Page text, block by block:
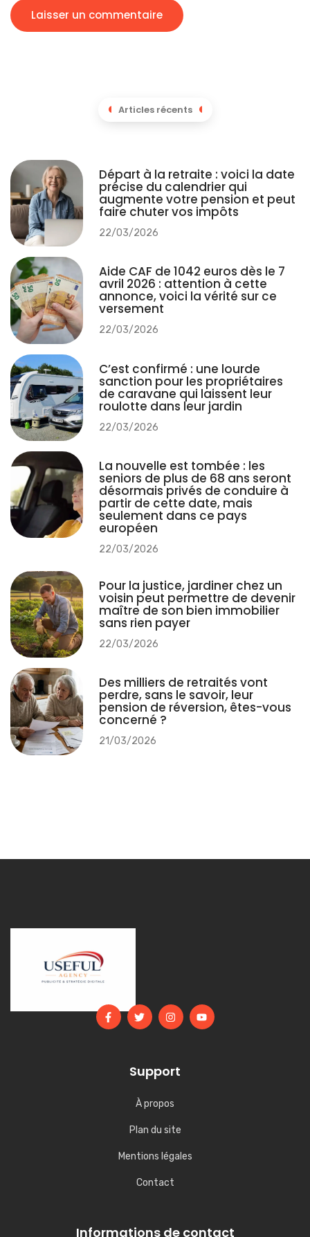
Articles récents
Départ à la retraite : voici la date
précise du calendrier qui
augmente votre pension et peut
faire chuter vos impôts
22/03/2026
Aide CAF de 1042 euros dès le 7
avril 2026 : attention à cette
annonce, voici la vérité sur ce
versement
22/03/2026
C’est confirmé : une lourde
sanction pour les propriétaires
de caravane qui laissent leur
roulotte dans leur jardin
22/03/2026
La nouvelle est tombée : les
seniors de plus de 68 ans seront
désormais privés de conduire à
partir de cette date, mais
seulement dans ce pays
européen
22/03/2026
Pour la justice, jardiner chez un
voisin peut permettre de devenir
maître de son bien immobilier
sans rien payer
22/03/2026
Des milliers de retraités vont
perdre, sans le savoir, leur
pension de réversion, êtes-vous
concerné ?
21/03/2026
Support
À propos
Plan du site
Mentions légales
Contact
Informations de contact